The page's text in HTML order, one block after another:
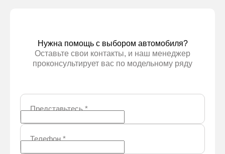
Нужна помощь с выбором автомобиля?
Оставьте свои контакты, и наш менеджер
проконсультирует вас по модельному ряду
Представьтесь*
Телефон*